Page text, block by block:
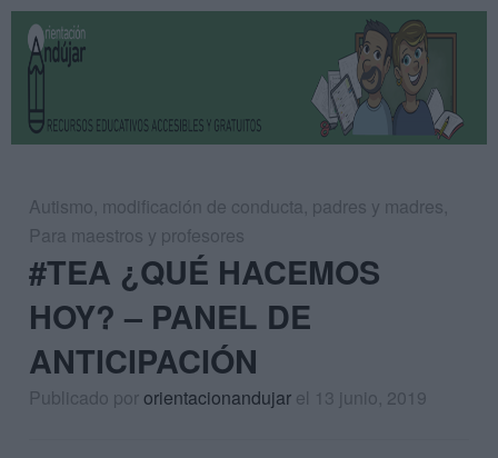
Autismo, modificación de conducta, padres y madres,
Para maestros y profesores
#TEA ¿QUÉ HACEMOS
HOY? – PANEL DE
ANTICIPACIÓN
Publicado pororientacionandujar el 13 junio, 2019